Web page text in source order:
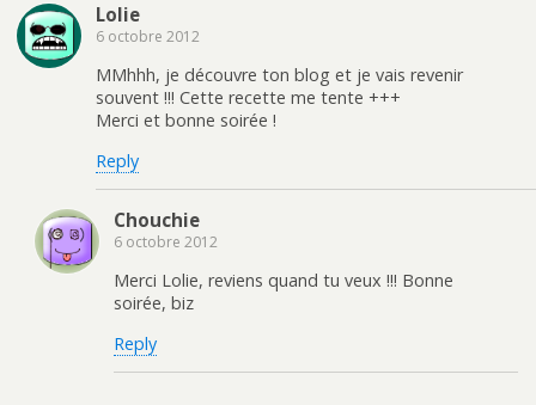
Lolie
6 octobre 2012
MMhhh, je découvre ton blog et je vais revenir
souvent !!! Cette recette me tente +++
Merci et bonne soirée !
Reply
Chouchie
6 octobre 2012
Merci Lolie, reviens quand tu veux !!! Bonne
soirée, biz
Reply